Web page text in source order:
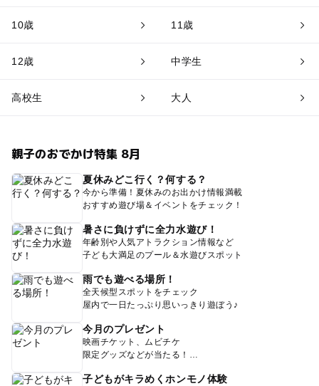
10歳 11歳
12歳 中学生
高校生 大人
親子のおでかけ特集 8月
夏休みどこ行く？何する？
今から準備！夏休みのお出かけ情報満載
おすすめ遊び場＆イベントをチェック！
暑さに負けずに全力水遊び！
年齢別や人気アトラクション情報など
子ども大満足のプール＆水遊びスポット
雨でも遊べる場所！
全天候型スポットをチェック
屋内で一日たっぷり思いっきり遊ぼう♪
今月のプレゼント
映画チケット、ムビチケ
限定グッズなどが当たる！
子どもがキラめくホンモノ体験